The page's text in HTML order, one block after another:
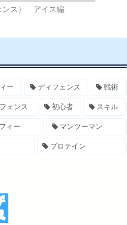
ンス） アイス編
ー ディフェンス 戦術
ェンス 初心者 スキル
ィー マンツーマン
プロテイン